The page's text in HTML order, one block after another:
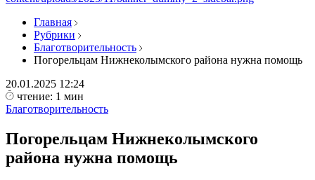
Главная
Рубрики
Благотворительность
Погорельцам Нижнеколымского района нужна помощь
20.01.2025 12:24
чтение: 1 мин
Благотворительность
Погорельцам Нижнеколымского
района нужна помощь